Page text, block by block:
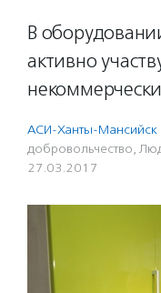
В
активно
АСИ-Ханты-Мансийск
доброволь­чест­во,
27.03.2017